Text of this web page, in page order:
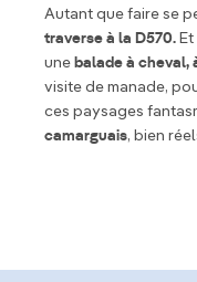
Autant que faire se
traverse à la D570.
une balade à cheval,
visite de manade,
ces paysages
camarguais, bien